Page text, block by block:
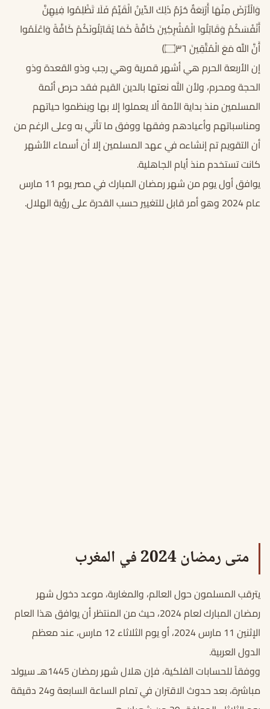
وَالْأَرْضَ مِنْهَا أَرْبَعَةٌ حُرُمٌ ذَلِكَ الدِّينُ الْقَيِّمُ فَلَا تَظْلِمُوا فِيهِنَّ
أَنْفُسَكُمْ وَقَاتِلُوا الْمُشْرِكِينَ كَافَّةً كَمَا يُقَاتِلُونَكُمْ كَافَّةً وَاعْلَمُوا
أَنَّ اللَّهَ مَعَ الْمُتَّقِينَ ۝٣٦﴾
إن الأربعة الحرم هي أشهر قمرية وهي رجب وذو القعدة وذو
الحجة ومحرم، ولأن الله نعتها بالدين القيم فقد حرص أئمة
المسلمين منذ بداية الأمة ألا يعملوا إلا بها وينظموا حياتهم
ومناسباتهم وأعيادهم وفقها ووفق ما تأتي به وعلى الرغم من
أن التقويم تم إنشاءه في عهد المسلمين إلا أن أسماء الأشهر
كانت تستخدم منذ أيام الجاهلية.
يوافق أول يوم من شهر رمضان المبارك في مصر يوم 11 مارس
عام 2024 وهو أمر قابل للتغيير حسب القدرة على رؤية الهلال.
متى رمضان 2024 في المغرب
يترقب المسلمون حول العالم، والمغاربة، موعد دخول شهر
رمضان المبارك لعام 2024، حيث من المنتظر أن يوافق هذا العام
الإثنين 11 مارس 2024، أو يوم الثلاثاء 12 مارس، عند معظم
الدول العربية.
ووفقاً للحسابات الفلكية، فإن هلال شهر رمضان 1445هـ سيولد
مباشرة، بعد حدوث الاقتران في تمام الساعة السابعة و24 دقيقة